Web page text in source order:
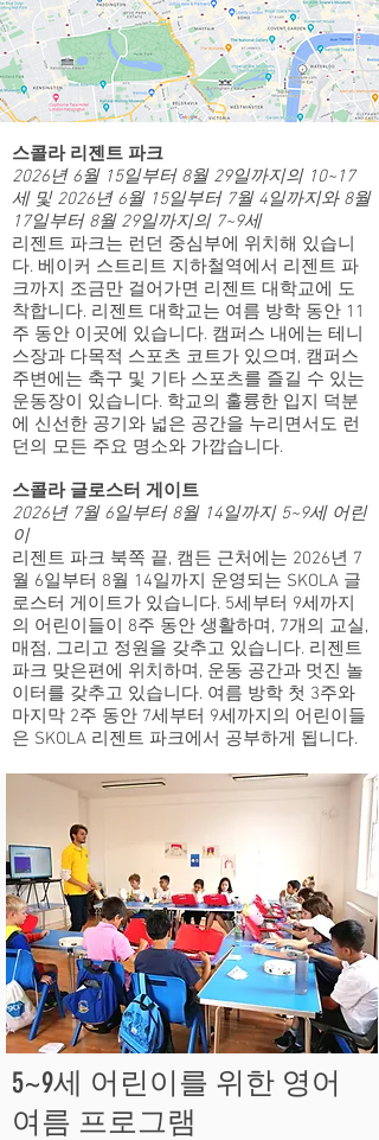
스콜라 리젠트 파크
2026년 6월 15일부터 8월 29일까지의 10~17
세 및 2026년 6월 15일부터 7월 4일까지와 8월
17일부터 8월 29일까지의 7~9세
리젠트 파크는 런던 중심부에 위치해 있습니
다. 베이커 스트리트 지하철역에서 리젠트 파
크까지 조금만 걸어가면 리젠트 대학교에 도
착합니다. 리젠트 대학교는 여름 방학 동안 11
주 동안 이곳에 있습니다. 캠퍼스 내에는 테니
스장과 다목적 스포츠 코트가 있으며, 캠퍼스
주변에는 축구 및 기타 스포츠를 즐길 수 있는
운동장이 있습니다. 학교의 훌륭한 입지 덕분
에 신선한 공기와 넓은 공간을 누리면서도 런
던의 모든 주요 명소와 가깝습니다.
스콜라 글로스터 게이트
2026년 7월 6일부터 8월 14일까지 5~9세 어린
이
리젠트 파크 북쪽 끝, 캠든 근처에는 2026년 7
월 6일부터 8월 14일까지 운영되는 SKOLA 글
로스터 게이트가 있습니다. 5세부터 9세까지
의 어린이들이 8주 동안 생활하며, 7개의 교실,
매점, 그리고 정원을 갖추고 있습니다. 리젠트
파크 맞은편에 위치하며, 운동 공간과 멋진 놀
이터를 갖추고 있습니다. 여름 방학 첫 3주와
마지막 2주 동안 7세부터 9세까지의 어린이들
은 SKOLA 리젠트 파크에서 공부하게 됩니다.
5~9세 어린이를 위한 영어
여름 프로그램